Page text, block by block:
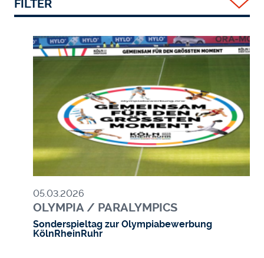
FILTER
Bild
05.03.2026
OLYMPIA / PARALYMPICS
Sonderspieltag zur Olympiabewerbung
KölnRheinRuhr